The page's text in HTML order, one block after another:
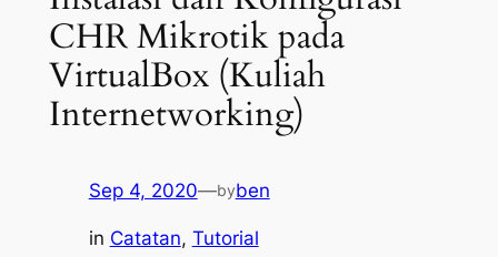
CHR Mikrotik pada
VirtualBox (Kuliah
Internetworking)
Sep 4, 2020—byben
in Catatan, Tutorial